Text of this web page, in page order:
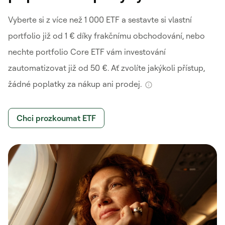
Vyberte si z více než 1 000 ETF a sestavte si vlastní
portfolio již od 1 € díky frakčnímu obchodování, nebo
nechte portfolio Core ETF vám investování
zautomatizovat již od 50 €. Ať zvolíte jakýkoli přístup,
žádné poplatky za nákup ani prodej.
Chci prozkoumat ETF